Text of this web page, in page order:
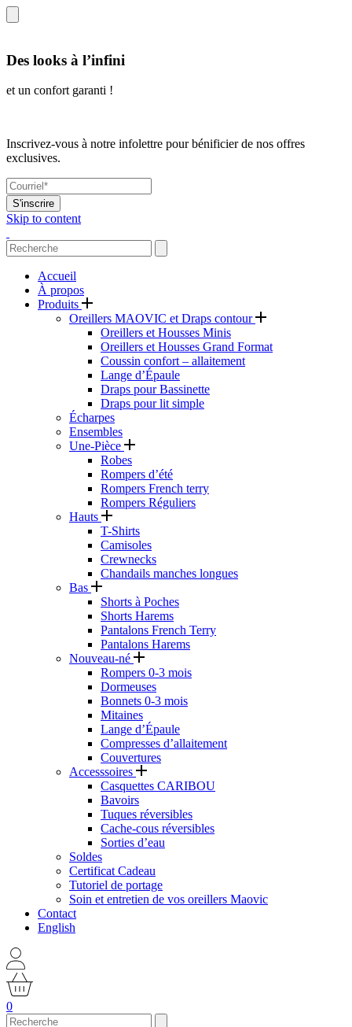
Des looks à l’infini
et un confort garanti !
Inscrivez-vous à notre infolettre pour bénificier de nos offres
exclusives.
S'inscrire
Skip to content
Accueil
À propos
Produits
Oreillers MAOVIC et Draps contour
Oreillers et Housses Minis
Oreillers et Housses Grand Format
Coussin confort – allaitement
Lange d’Épaule
Draps pour Bassinette
Draps pour lit simple
Écharpes
Ensembles
Une-Pièce
Robes
Rompers d’été
Rompers French terry
Rompers Réguliers
Hauts
T-Shirts
Camisoles
Crewnecks
Chandails manches longues
Bas
Shorts à Poches
Shorts Harems
Pantalons French Terry
Pantalons Harems
Nouveau-né
Rompers 0-3 mois
Dormeuses
Bonnets 0-3 mois
Mitaines
Lange d’Épaule
Compresses d’allaitement
Couvertures
Accesssoires
Casquettes CARIBOU
Bavoirs
Tuques réversibles
Cache-cous réversibles
Sorties d’eau
Soldes
Certificat Cadeau
Tutoriel de portage
Soin et entretien de vos oreillers Maovic
Contact
English
0